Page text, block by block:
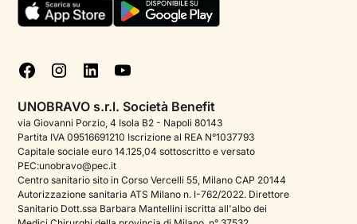
FAQ
Podcast di psicologia
Corporate
Psicologo italiano all'estero
Approfondimenti sulla salute mentale
Informativa Privacy
Cookie policy
Gestisci cookie
UNOBRAVO s.r.l. Società Benefit
via Giovanni Porzio, 4 Isola B2 - Napoli 80143
Partita IVA 09516691210 Iscrizione al REA N°1037793
Capitale sociale euro 14.125,04 sottoscritto e versato
PEC:unobravo@pec.it
Centro sanitario sito in Corso Vercelli 55, Milano CAP 20144
Autorizzazione sanitaria ATS Milano n. I-762/2022. Direttore
Sanitario Dott.ssa Barbara Mantellini iscritta all'albo dei